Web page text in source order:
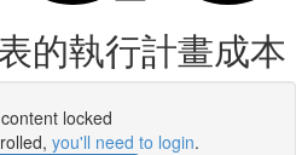
的執行計畫成本
locked
you'll need to login.